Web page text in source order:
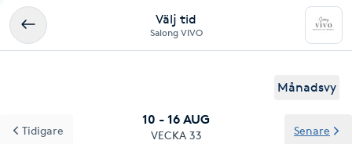
Välj tid
Salong VIVO
Månadsvy
10 - 16 AUG
VECKA 33
Tidigare Senare